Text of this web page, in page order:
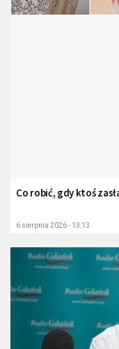
Co robić, gdy ktoś
6 sierpnia 2026 - 13:13